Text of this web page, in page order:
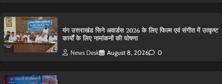
यंग उत्तराखंड सिने अवार्डस 2026 के लिए फिल्म एवं संगीत में उत्कृष्ट
कार्यों के लिए नामांकनों की घोषणा
News Desk August 8, 2026 0